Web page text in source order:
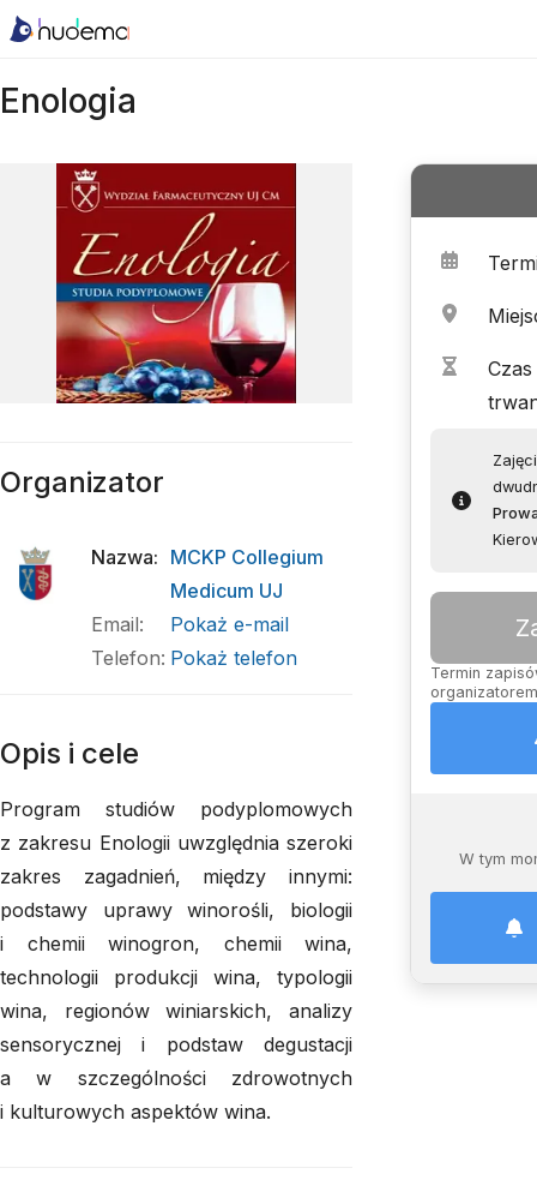
Enologia
Czas
Termin
W tym
Organizator
Nazwa: MCKP Collegium
Medicum UJ
Email:
Pokaż e-mail
Telefon: Pokaż telefon
Opis i cele
Program studiów podyplomowych
z zakresu Enologii uwzględnia szeroki
zakres zagadnień, między innymi:
podstawy uprawy winorośli, biologii
i chemii winogron, chemii wina,
technologii produkcji wina, typologii
wina, regionów winiarskich, analizy
sensorycznej i podstaw degustacji
a w szczególności zdrowotnych
i kulturowych aspektów wina.